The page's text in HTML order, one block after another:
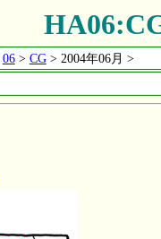
06> CG> 2004年06月 >